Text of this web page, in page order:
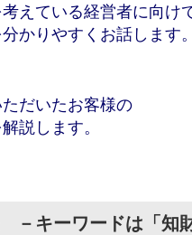
えている経営者に向けて
かりやすくお話します。
だいたお客様の
説します。
キーワードは「知